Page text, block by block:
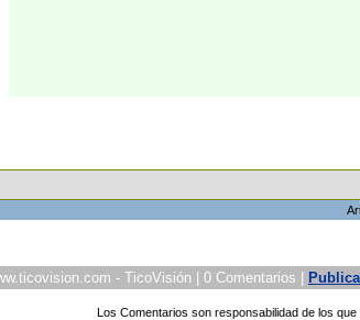
- TicoVisión | 0 Comentarios |
Los Comentarios son responsabilidad de los